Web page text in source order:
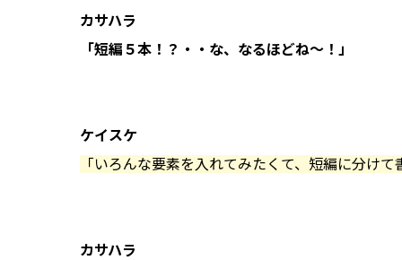
カサハラ
「短編５本！？・・な、なるほどね〜！」
ケイスケ
「いろんな要素を入れてみたくて、短編に分けて
カサハラ